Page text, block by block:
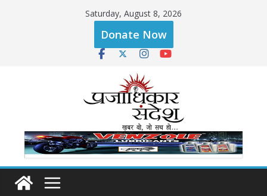
Saturday, August 8, 2026
Donate Now